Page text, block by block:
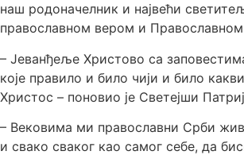
наш родоначелник и највећи
православном вером и
– Јеванђеље Христово са
које правило и било чији и било
Христос – поновио је Светејши
– Вековима ми православни Срби
и свако сваког као самог себе, да